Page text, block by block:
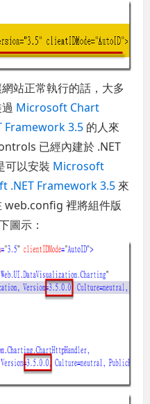
站正常執行的話，大多
Microsoft Chart
Framework 3.5 的人來
已經內建於 .NET
可以安裝 Microsoft
.NET Framework 3.5 來
web.config 裡將組件版
圖示：